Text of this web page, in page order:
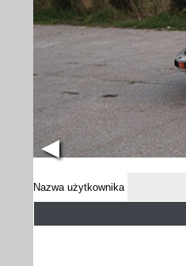
◀︎
Nazwa użytkownika